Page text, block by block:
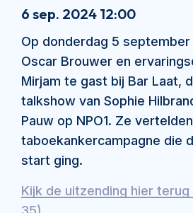
6 sep. 2024 12:00
Op donderdag 5
Oscar Brouwer en
Mirjam te gast bij Bar Laat,
talkshow van Sophie
Pauw op NPO1. Ze
taboekankercampagne die
start ging.
Kijk de uitzending hier